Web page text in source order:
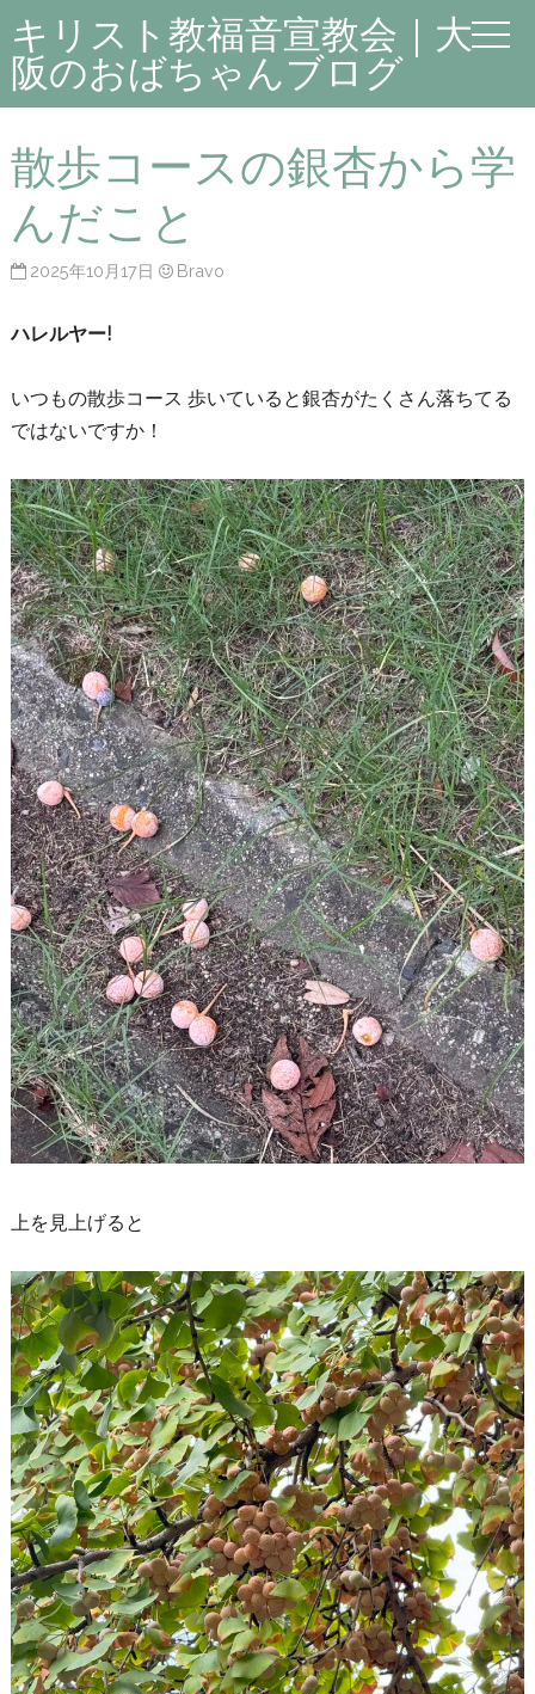
キリスト教福音宣教会｜大
阪のおばちゃんブログ
散歩コースの銀杏から学
んだこと
2025年10月17日 Bravo
ハレルヤー!
いつもの散歩コース 歩いていると銀杏がたくさん落ちてる
ではないですか！
上を見上げると